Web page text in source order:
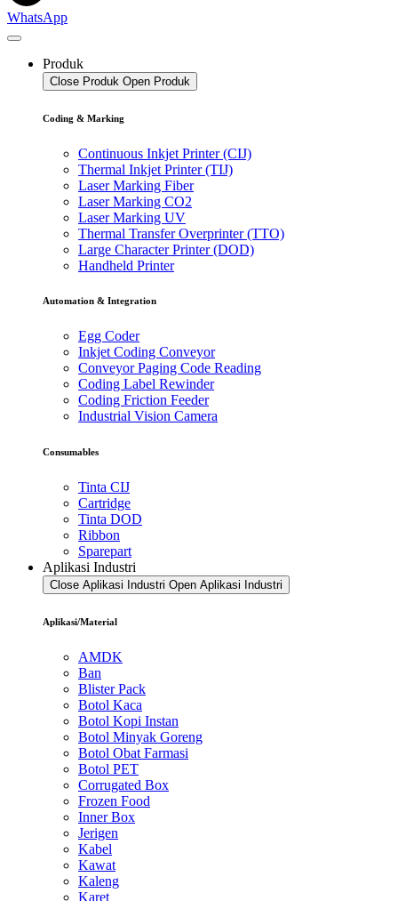
WhatsApp
Produk
Close Produk Open Produk
Coding & Marking
Continuous Inkjet Printer (CIJ)
Thermal Inkjet Printer (TIJ)
Laser Marking Fiber
Laser Marking CO2
Laser Marking UV
Thermal Transfer Overprinter (TTO)
Large Character Printer (DOD)
Handheld Printer
Automation & Integration
Egg Coder
Inkjet Coding Conveyor
Conveyor Paging Code Reading
Coding Label Rewinder
Coding Friction Feeder
Industrial Vision Camera
Consumables
Tinta CIJ
Cartridge
Tinta DOD
Ribbon
Sparepart
Aplikasi Industri
Close Aplikasi Industri Open Aplikasi Industri
Aplikasi/Material
AMDK
Ban
Blister Pack
Botol Kaca
Botol Kopi Instan
Botol Minyak Goreng
Botol Obat Farmasi
Botol PET
Corrugated Box
Frozen Food
Inner Box
Jerigen
Kabel
Kawat
Kaleng
Karet